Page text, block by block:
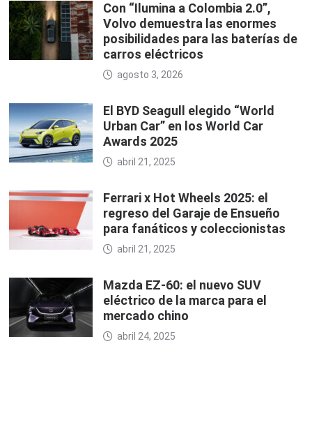
Con “Ilumina a Colombia 2.0”,
Volvo demuestra las enormes
posibilidades para las baterías de
carros eléctricos
agosto 3, 2026
El BYD Seagull elegido “World
Urban Car” en los World Car
Awards 2025
abril 21, 2025
Ferrari x Hot Wheels 2025: el
regreso del Garaje de Ensueño
para fanáticos y coleccionistas
abril 21, 2025
Mazda EZ-60: el nuevo SUV
eléctrico de la marca para el
mercado chino
abril 24, 2025